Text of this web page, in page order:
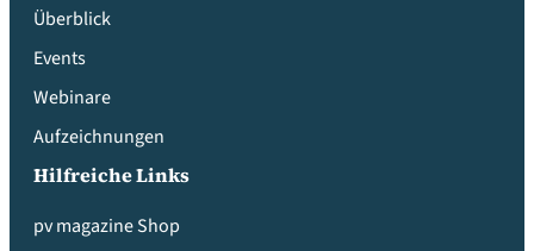
Überblick
Events
Webinare
Aufzeichnungen
Hilfreiche Links
pv magazine Shop